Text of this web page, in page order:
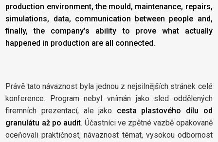
production environment, the mould, maintenance, repairs,
simulations, data, communication between people and,
finally, the company’s ability to prove what actually
happened in production are all connected.
Právě tato návaznost byla jednou z nejsilnějších stránek celé
konference. Program nebyl vnímán jako sled oddělených
firemních prezentací, ale jako cesta plastového dílu od
granulátu až po audit. Účastníci ve zpětné vazbě opakovaně
oceňovali praktičnost, návaznost témat, vysokou odbornost